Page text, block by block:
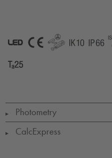
▶ Photometry
▶ CalcExpress